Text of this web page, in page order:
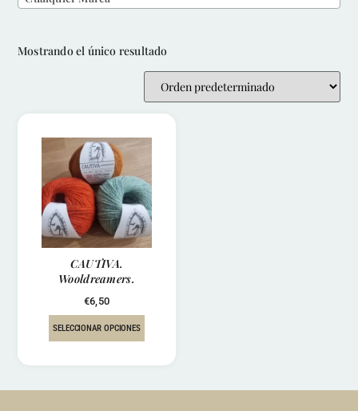
Mostrando el único resultado
CAUTIVA.
Wooldreamers.
€6,50
SELECCIONAR OPCIONES